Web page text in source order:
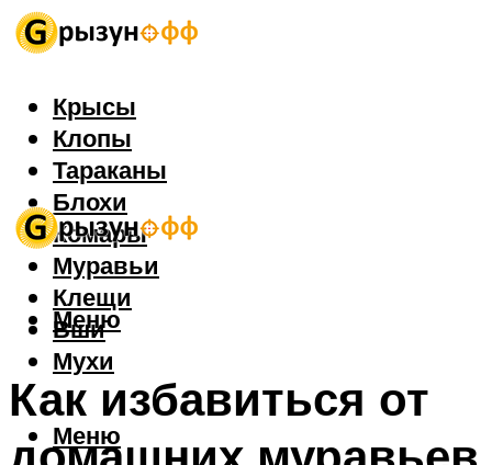
Крысы
Клопы
Тараканы
Блохи
Комары
Муравьи
Клещи
Вши
Мухи
Меню
Меню
Как избавиться от